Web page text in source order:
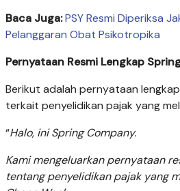
Baca Juga:PSY Resmi Diperiksa
Pelanggaran Obat Psikotropika
Pernyataan Resmi Lengkap
Berikut adalah pernyataan
terkait penyelidikan pajak yang
“Halo, ini Spring Company.
Kami mengeluarkan pernyataan
tentang penyelidikan pajak yang